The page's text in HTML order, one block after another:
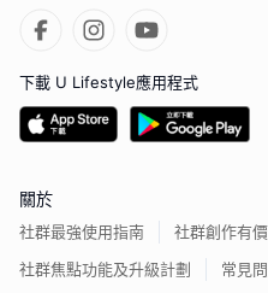
下載 U Lifestyle應用程式
關於
社群最強使用指南
社群創作有
社群焦點功能及升級計劃
常見